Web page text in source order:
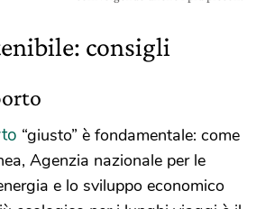
consigli
“giusto” è fondamentale: come
Agenzia nazionale per le
e lo sviluppo economico